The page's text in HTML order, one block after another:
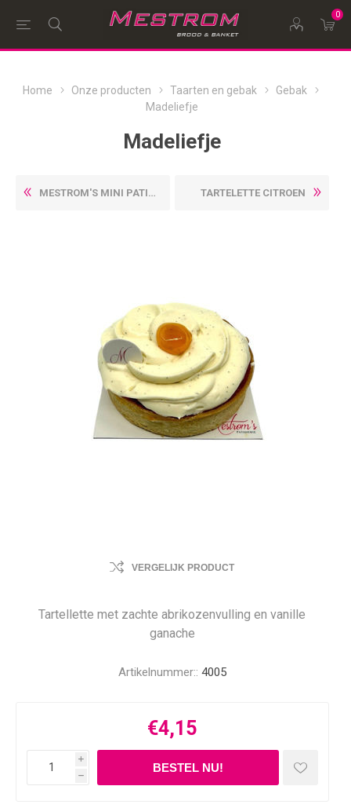
0
Home Onze producten Taarten en gebak
Gebak
Madeliefje
Madeliefje
MESTROM'S MINI PATISSERIE TARTELETTE CITROEN
VERGELIJK PRODUCT
Tartellette met zachte abrikozenvulling en vanille
ganache
Artikelnummer:: 4005
€4,15
i
h